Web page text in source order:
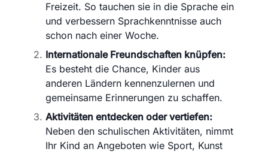
Freizeit. So tauchen sie in die Sprache ein
und verbessern Sprachkenntnisse auch
schon nach einer Woche.
Internationale Freundschaften knüpfen:
Es besteht die Chance, Kinder aus
anderen Ländern kennenzulernen und
gemeinsame Erinnerungen zu schaffen.
Aktivitäten entdecken oder vertiefen:
Neben den schulischen Aktivitäten, nimmt
Ihr Kind an Angeboten wie Sport, Kunst